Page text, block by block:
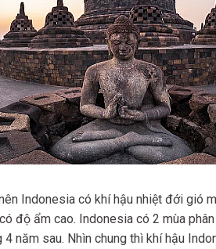
Indonesia có khí hậu nhiệt đới gió
độ ẩm cao. Indonesia có 2 mùa
năm sau. Nhìn chung thì khí hậu